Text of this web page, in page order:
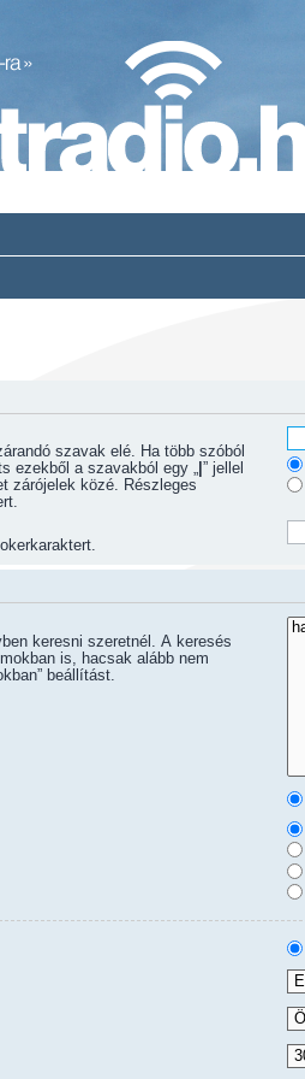
elé. Ha több szóból
ezekből a szavakból egy „ |” jellel
zárójelek közé. Részleges
keresni szeretnél. A keresés
is, hacsak alább nem
beállítást.